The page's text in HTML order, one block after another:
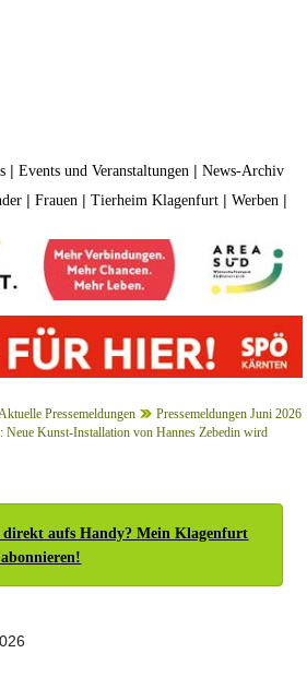
|Events und Veranstaltungen |News-Archiv
|Frauen |Tierheim Klagenfurt |Werben |
Aktuelle Pressemeldungen
Pressemeldungen Juni 2026
Neue Kunst-Installation von Hannes Zebedin wird
direkt aufs Handy? Mein Klagenfurt